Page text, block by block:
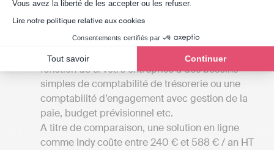
Vous avez la liberté de les accepter ou les refuser.
Lire notre politique relative aux cookies
Consentements certifiés par
Tout savoir Continuer
Comparer les tarifs
d’expertise comptable en France peuvent aller
de 1000 à 2000 euros HT par an pour les
petites structures à plusieurs milliers d’euros en
fonction de si votre entreprise a des besoins
simples de comptabilité de trésorerie ou une
comptabilité d’engagement avec gestion de la
paie, budget prévisionnel etc.
A titre de comparaison, une solution en ligne
comme Indy coûte entre 240 € et 588 € / an HT